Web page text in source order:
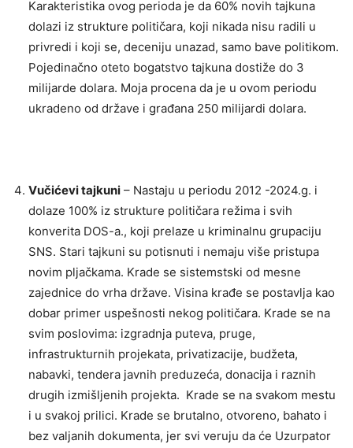
Karakteristika ovog perioda je da 60% novih tajkuna
dolazi iz strukture političara, koji nikada nisu radili u
privredi i koji se, deceniju unazad, samo bave politikom.
Pojedinačno oteto bogatstvo tajkuna dostiže do 3
milijarde dolara. Moja procena da je u ovom periodu
ukradeno od države i građana 250 milijardi dolara.
Vučićevi tajkuni – Nastaju u periodu 2012 -2024.g. i
dolaze 100% iz strukture političara režima i svih
konverita DOS-a., koji prelaze u kriminalnu grupaciju
SNS. Stari tajkuni su potisnuti i nemaju više pristupa
novim pljačkama. Krade se sistemstski od mesne
zajednice do vrha države. Visina krađe se postavlja kao
dobar primer uspešnosti nekog političara. Krade se na
svim poslovima: izgradnja puteva, pruge,
infrastrukturnih projekata, privatizacije, budžeta,
nabavki, tendera javnih preduzeća, donacija i raznih
drugih izmišljenih projekta. Krade se na svakom mestu
i u svakoj prilici. Krade se brutalno, otvoreno, bahato i
bez valjanih dokumenta, jer svi veruju da će Uzurpator